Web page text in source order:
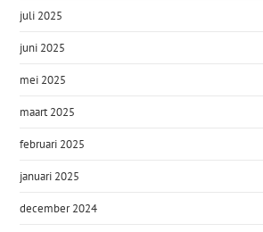
juli 2025
juni 2025
mei 2025
maart 2025
februari 2025
januari 2025
december 2024